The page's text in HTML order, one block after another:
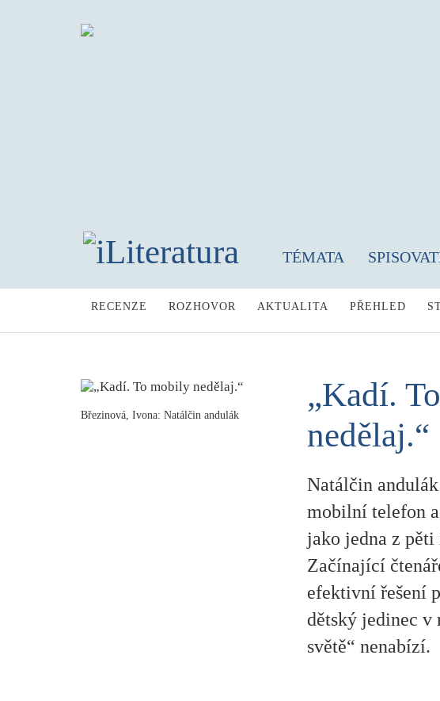
TÉMATA
RECENZE ROZHOVOR AKTUALITA PŘEHLED
Březinová, Ivona: Natálčin andulák
„Kadí.
nedělaj.“
Natálčin
mobilní telefon
jako jedna z
Začínající
efektivní řešení
dětský jedinec v
světě“ nenabízí.